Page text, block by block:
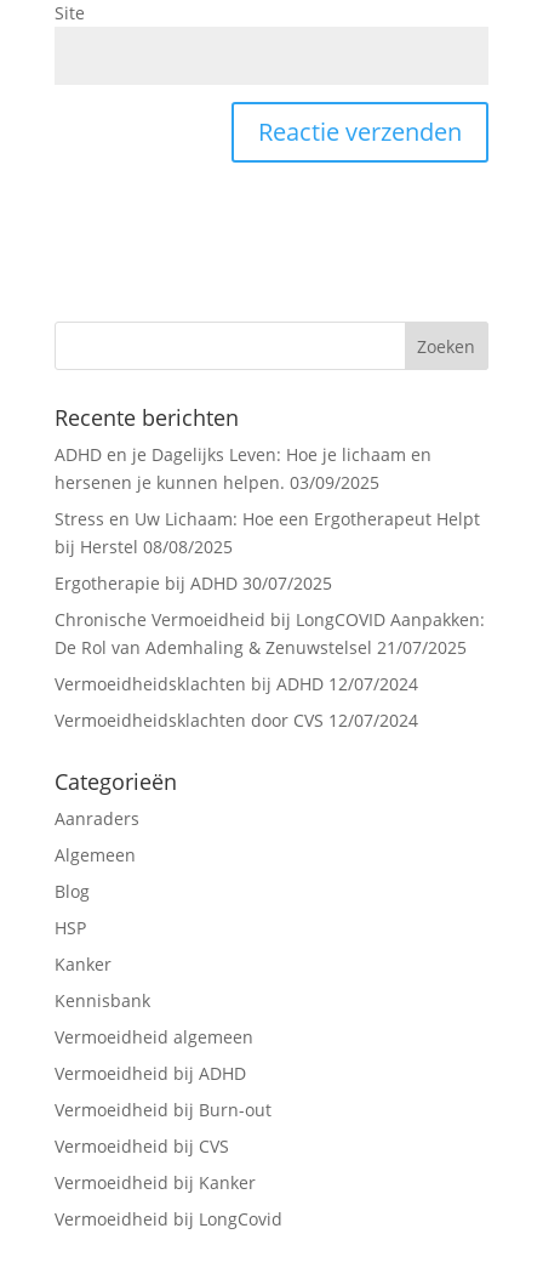
Site
Recente berichten
ADHD en je Dagelijks Leven: Hoe je lichaam en
hersenen je kunnen helpen. 03/09/2025
Stress en Uw Lichaam: Hoe een Ergotherapeut Helpt
bij Herstel 08/08/2025
Ergotherapie bij ADHD 30/07/2025
Chronische Vermoeidheid bij LongCOVID Aanpakken:
De Rol van Ademhaling & Zenuwstelsel 21/07/2025
Vermoeidheidsklachten bij ADHD 12/07/2024
Vermoeidheidsklachten door CVS 12/07/2024
Categorieën
Aanraders
Algemeen
Blog
HSP
Kanker
Kennisbank
Vermoeidheid algemeen
Vermoeidheid bij ADHD
Vermoeidheid bij Burn-out
Vermoeidheid bij CVS
Vermoeidheid bij Kanker
Vermoeidheid bij LongCovid